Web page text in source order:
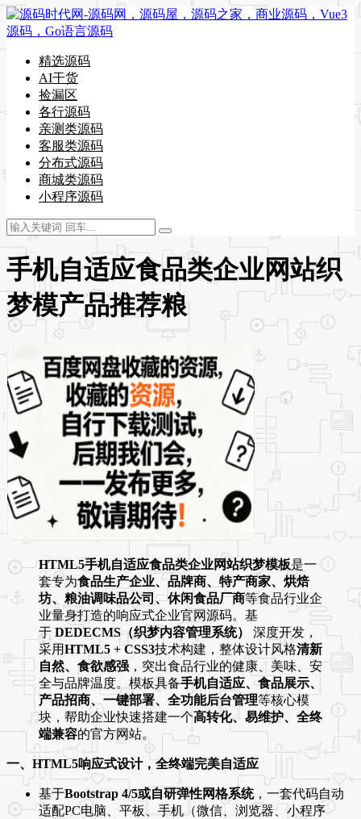
精选源码
AI干货
捡漏区
各行源码
亲测类源码
客服类源码
分布式源码
商城类源码
小程序源码
手机自适应食品类企业网站织
梦模产品推荐粮
HTML5手机自适应食品类企业网站织梦模板是一
套专为食品生产企业、品牌商、特产商家、烘焙
坊、粮油调味品公司、休闲食品厂商等食品行业企
业量身打造的响应式企业官网源码。基
于 DEDECMS（织梦内容管理系统）
深度开发，
采用HTML5 + CSS3技术构建，整体设计风格清新
自然、食欲感强 ，突出食品行业的健康、美味、安
全与品牌温度。模板具备手机自适应、食品展示、
产品招商、一键部署、全功能后台管理等核心模
块，帮助企业快速搭建一个高转化、易维护、全终
端兼容的官方网站。
一、HTML5响应式设计，全终端完美自适应
基于Bootstrap 4/5或自研弹性网格系统，一套代码自动
适配PC电脑、平板、手机（微信、浏览器、小程序